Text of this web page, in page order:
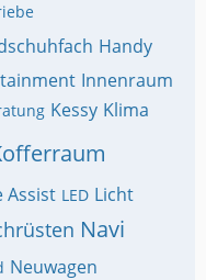
Handy
Innenraum
Kessy Klima
Assist LED Licht
Navi
Neuwagen